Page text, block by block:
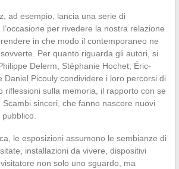
ad esempio, lancia una serie di
per rivedere la nostra relazione
in che modo il contemporaneo ne
Per quanto riguarda gli autori, si
Delerm, Stéphanie Hochet, Éric-
Daniel Picouly condividere i loro percorsi di
riflessioni sulla memoria, il rapporto con se
Scambi sinceri, che fanno nascere nuovi
le esposizioni assumono le sembianze di
installazioni da vivere, dispositivi
non solo uno sguardo, ma